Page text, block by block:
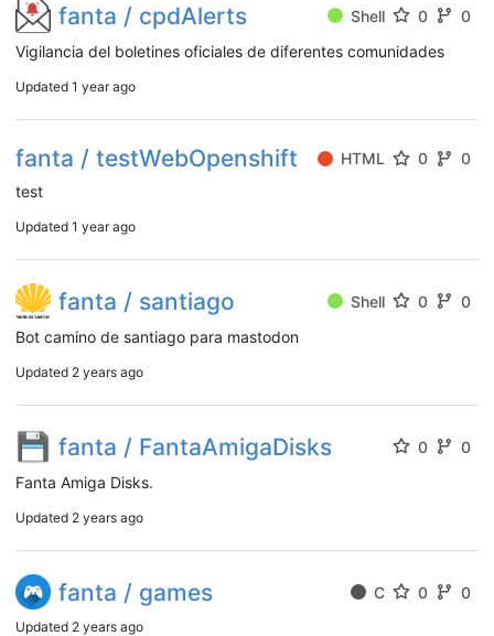
fanta / cpdAlerts Shell 0
0
Vigilancia del boletines oficiales de diferentes comunidades
Updated 1 year ago
fanta / testWebOpenshift HTML 0
0
test
Updated 1 year ago
fanta / santiago Shell 0
0
Bot camino de santiago para mastodon
Updated 2 years ago
fanta / FantaAmigaDisks 0
0
Fanta Amiga Disks.
Updated 2 years ago
fanta / games C 0 0
Updated 2 years ago